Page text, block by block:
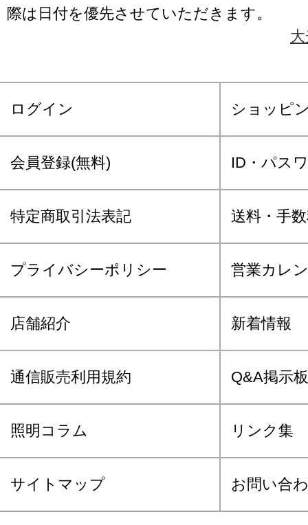
際は日付を優先させていただきます。
ログイン ショッピ
会員登録(無料) ID・パス
特定商取引法表記 送料・手
プライバシーポリシー 営業カレ
店舗紹介 新着情報
通信販売利用規約 Q&A掲示板
照明コラム リンク集
サイトマップ お問い合